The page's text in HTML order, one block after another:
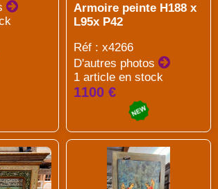
Armoire peinte H188 x
L95x P42
Réf : x4266
D'autres photos
1 article en stock
1100 €